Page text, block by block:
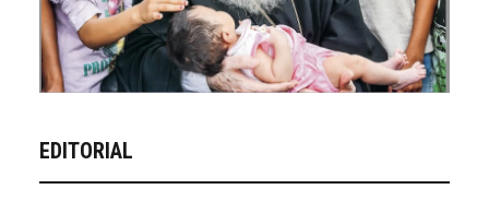
EDITORIAL